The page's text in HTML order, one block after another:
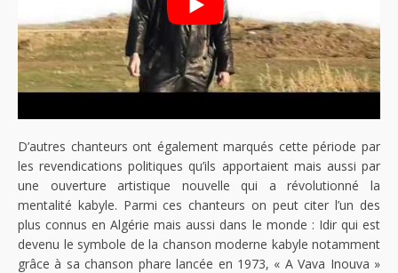
D’autres chanteurs ont également marqués cette période par
les revendications politiques qu’ils apportaient mais aussi par
une ouverture artistique nouvelle qui a révolutionné la
mentalité kabyle. Parmi ces chanteurs on peut citer l’un des
plus connus en Algérie mais aussi dans le monde : Idir qui est
devenu le symbole de la chanson moderne kabyle notamment
grâce à sa chanson phare lancée en 1973, « A Vava Inouva »